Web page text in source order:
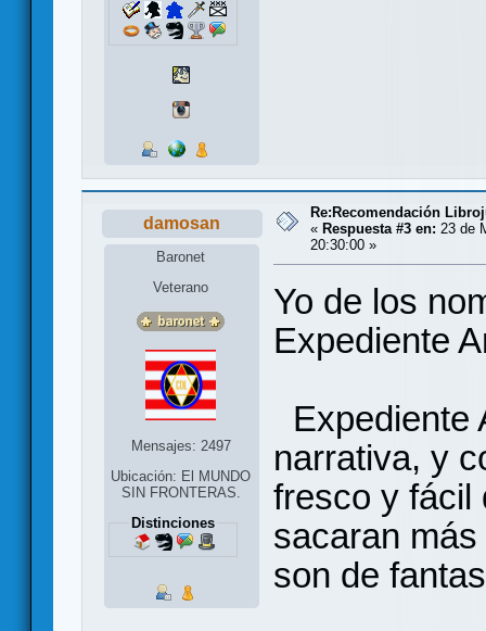
damosan
Baronet
Veterano
Mensajes: 2497
Ubicación: El MUNDO
SIN FRONTERAS.
Distinciones
Re:Recomendación
« Respuesta #3 en: 23 de
20:30:00 »
Yo de los
Expediente
Expediente
narrativa, y
fresco y fácil
sacaran
son de